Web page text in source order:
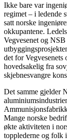
Ikke bare var
regimet – i ledende
satt norske
okkupantene.
Vegvesenet og
det for
hovedsakelig fra
skjebnesvangre
Det samme gjelder
Mange norske
økte aktiviteten i
topplederne og folk